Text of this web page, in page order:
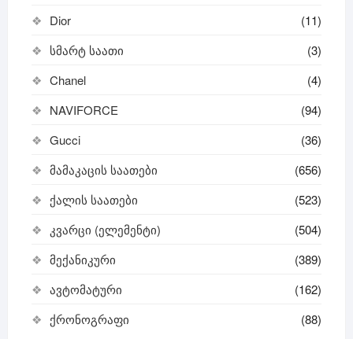
Dior
(11)
სმარტ საათი
(3)
Chanel
(4)
NAVIFORCE
(94)
Gucci
(36)
მამაკაცის საათები
(656)
ქალის საათები
(523)
კვარცი (ელემენტი)
(504)
მექანიკური
(389)
ავტომატური
(162)
ქრონოგრაფი
(88)